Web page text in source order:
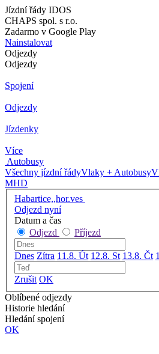
Jízdní řády IDOS
CHAPS spol. s r.o.
Zadarmo v Google Play
Nainstalovat
Odjezdy
Odjezdy
Spojení
Odjezdy
Jízdenky
Více
Autobusy
Všechny jízdní řádyVlaky + Autobusy
MHD
Habartice,,hor.ves
Odjezd nyní
Datum a čas
Odjezd
Příjezd
Dnes Zítra 11.8. Út 12.8. St 13.8. Čt
Zrušit OK
Oblíbené odjezdy
Historie hledání
Hledání spojení
OK